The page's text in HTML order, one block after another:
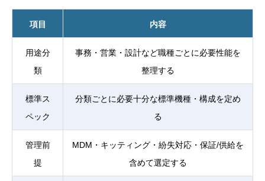
項目 内容
用途分
類
事務・営業・設計など職種ごとに必要性能を
整理する
標準ス
ペック
分類ごとに必要十分な標準機種・構成を定め
る
管理前
提
MDM・キッティング・紛失対応・保証/供給を
含めて選定する